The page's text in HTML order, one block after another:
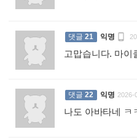
댓글 21 익명 
고맙습니다. 마이
댓글 22 익명 2026-
나도 아바타네 ㅋ